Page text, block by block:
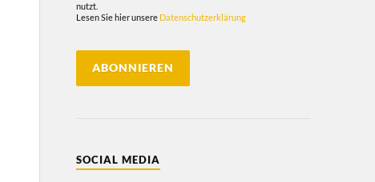
nutzt.
Lesen Sie hier unsere Datenschutzerklärung
SOCIAL MEDIA